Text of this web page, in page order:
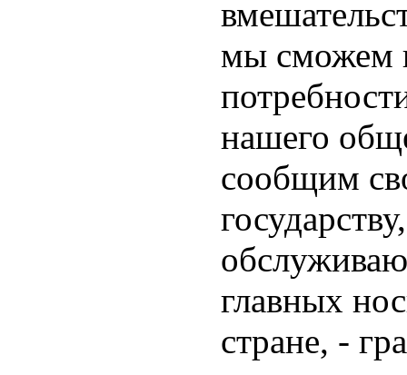
мы сможем
нашего
сообщим
главных
стране, -